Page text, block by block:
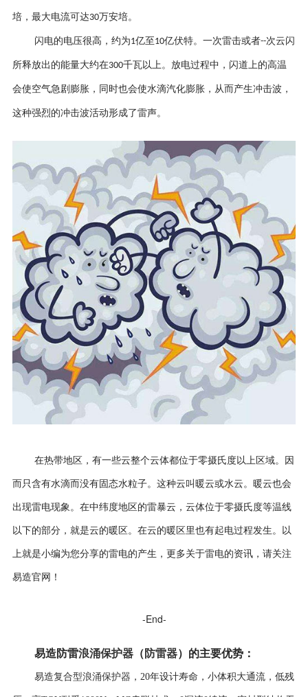
培，最大电流可达30万安培。
闪电的电压很高，约为1亿至10亿伏特。一次雷击或者--次云闪
所释放出的能量大约在300千瓦以上。放电过程中，闪道上的高温
会使空气急剧膨胀，同时也会使水滴汽化膨胀，从而产生冲击波，
这种强烈的冲击波活动形成了雷声。
在热带地区，有一些云整个云体都位于零摄氏度以上区域。因
而只含有水滴而没有固态水粒子。这种云叫暖云或水云。暖云也会
出现雷电现象。在中纬度地区的雷暴云，云体位于零摄氏度等温线
以下的部分，就是云的暖区。在云的暖区里也有起电过程发生。 以
上就是小编为您分享的雷电的产生，更多关于雷电的资讯，请关注
易造官网！
-End-
易造防雷浪涌保护器（防雷器） 的主要优势：
易造复合型浪涌保护器 ， 20年设计寿命， 小体积大通流，低残